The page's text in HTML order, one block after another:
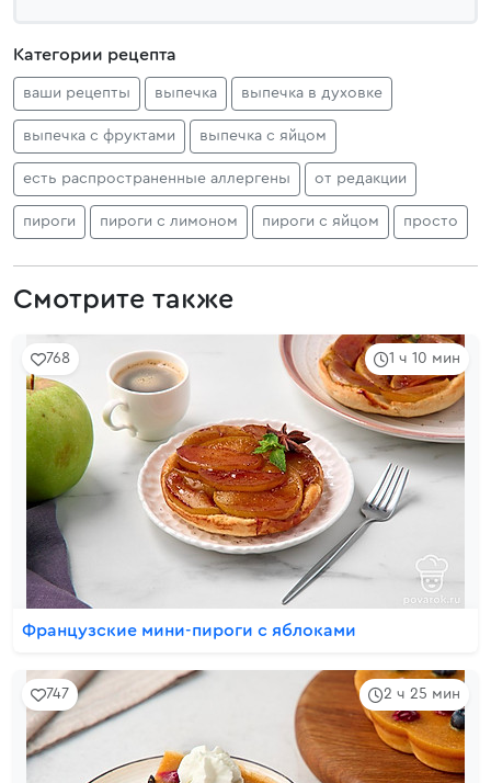
Категории рецепта
ваши рецепты выпечка выпечка в духовке
выпечка с фруктами выпечка с яйцом
есть распространенные аллергены от редакции
пироги пироги с лимоном пироги с яйцом просто
Смотрите также
1 ч 10 мин
768
Французские мини-пироги с яблоками
2 ч 25 мин
747